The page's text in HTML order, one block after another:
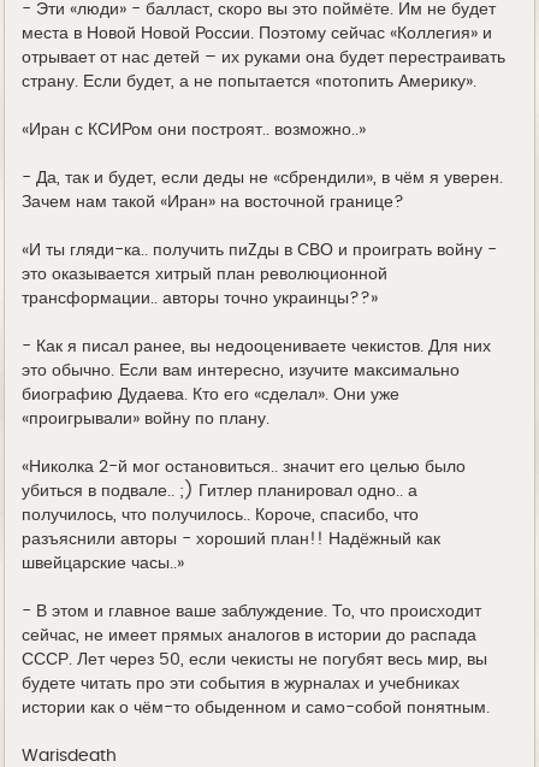
- Эти «люди» - балласт, скоро вы это поймёте. Им не будет
места в Новой Новой России. Поэтому сейчас «Коллегия» и
отрывает от нас детей – их руками она будет перестраивать
страну. Если будет, а не попытается «потопить Америку».
«Иран с КСИРом они построят.. возможно..»
- Да, так и будет, если деды не «сбрендили», в чём я уверен.
Зачем нам такой «Иран» на восточной границе?
«И ты гляди-ка.. получить пиZды в СВО и проиграть войну -
это оказывается хитрый план революционной
трансформации.. авторы точно украинцы??»
- Как я писал ранее, вы недооцениваете чекистов. Для них
это обычно. Если вам интересно, изучите максимально
биографию Дудаева. Кто его «сделал». Они уже
«проигрывали» войну по плану.
«Николка 2-й мог остановиться.. значит его целью было
убиться в подвале.. ;) Гитлер планировал одно.. а
получилось, что получилось.. Короче, спасибо, что
разъяснили авторы - хороший план!! Надёжный как
швейцарские часы..»
- В этом и главное ваше заблуждение. То, что происходит
сейчас, не имеет прямых аналогов в истории до распада
СССР. Лет через 50, если чекисты не погубят весь мир, вы
будете читать про эти события в журналах и учебниках
истории как о чём-то обыденном и само-собой понятным.
Warisdeath